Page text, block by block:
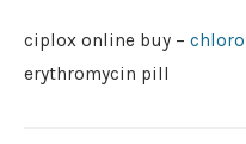
ciplox online buy –
erythromycin pill